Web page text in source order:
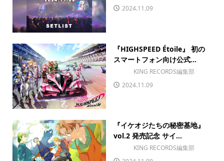
2024.11.09
『HIGHSPEED Étoile』 初の
スマートフォン向け公式...
KING RECORDS編集部
2024.11.09
『イケオジたちの秘密基地』
vol.2 発売記念 サイ...
KING RECORDS編集部